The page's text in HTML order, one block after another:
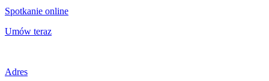
Spotkanie online
Umów teraz
Adres